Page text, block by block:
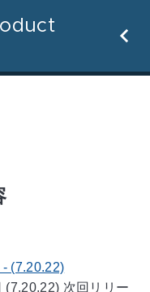
(7.20.22)
(7.20.22) 次回リリー